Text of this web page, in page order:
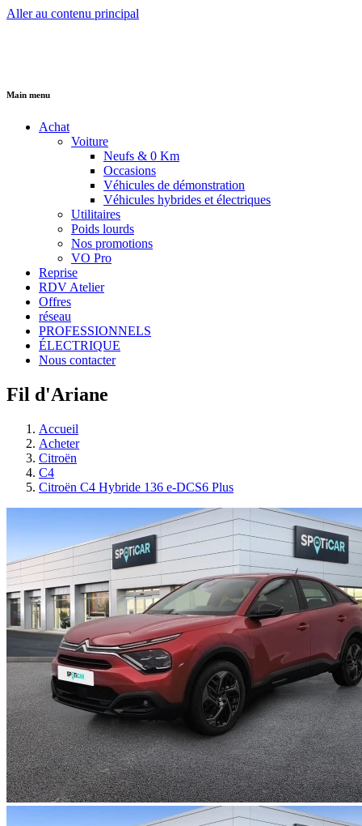
Aller au contenu principal
Main menu
Achat
Voiture
Neufs & 0 Km
Occasions
Véhicules de démonstration
Véhicules hybrides et électriques
Utilitaires
Poids lourds
Nos promotions
VO Pro
Reprise
RDV Atelier
Offres
réseau
PROFESSIONNELS
ÉLECTRIQUE
Nous contacter
Fil d'Ariane
Accueil
Acheter
Citroën
C4
Citroën C4 Hybride 136 e-DCS6 Plus